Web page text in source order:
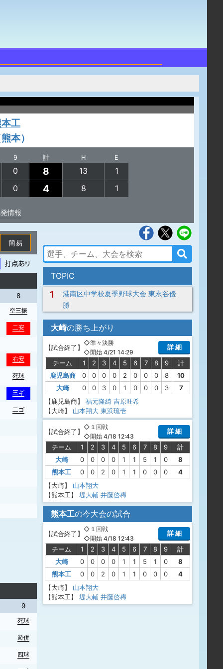
工
熊本）
9 計 H E
0 8 13
1
0 4 8 1
情報
簡易
8
空三振
二安
右安
死球
三ギ
二ゴ
中飛
遊ゴ
9
死球
遊併
四球
TOPIC
1
港南区中学校夏季野球大会 東永谷優
勝
大崎の勝ち上がり
【試合終了】
◇準々決勝
◇開始 4/21 14:29
詳 細
チーム 1 2 3 4 5 6 7 8 9
計
鹿児島商
0 0 0 0 2 0 0 0 8
10
大崎
0 0 3 0 1 0 0 0 3
7
【鹿児島商】
福元隆綺 吉原旺希
【大崎】
山本翔大 東浜琉壱
【試合終了】
◇１回戦
◇開始 4/18 12:43
詳 細
チーム 1 2 3 4 5 6 7 8 9
計
大崎
0 0 0 0 1 1 5 1 0
8
熊本工
0 0 2 0 1 1 0 0 0
4
【大崎】
山本翔大
【熊本工】
堤大輔 井藤啓稀
熊本工の今大会の試合
【試合終了】
◇１回戦
◇開始 4/18 12:43
詳 細
チーム 1 2 3 4 5 6 7 8 9
計
大崎
0 0 0 0 1 1 5 1 0
8
熊本工
0 0 2 0 1 1 0 0 0
4
【大崎】
山本翔大
【熊本工】
堤大輔 井藤啓稀